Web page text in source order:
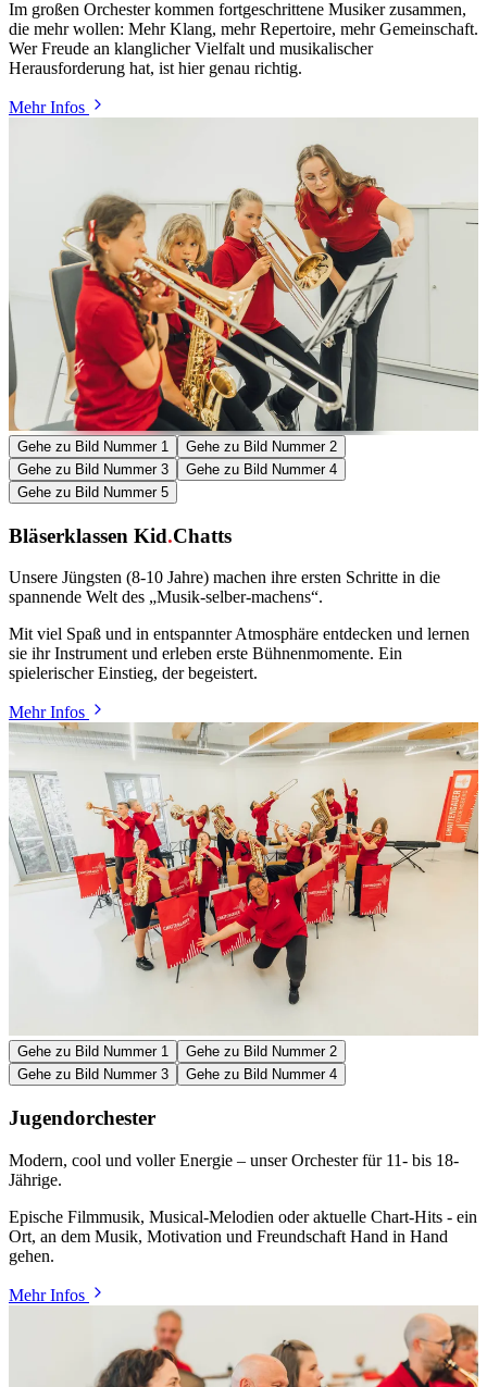
Im großen Orchester kommen fortgeschrittene Musiker zusammen,
die mehr wollen: Mehr Klang, mehr Repertoire, mehr Gemeinschaft.
Wer Freude an klanglicher Vielfalt und musikalischer
Herausforderung hat, ist hier genau richtig.
Mehr Infos
Gehe zu Bild Nummer 1
Gehe zu Bild Nummer 2
Gehe zu Bild Nummer 3
Gehe zu Bild Nummer 4
Gehe zu Bild Nummer 5
Bläserklassen Kid.Chatts
Unsere Jüngsten (8-10 Jahre) machen ihre ersten Schritte in die
spannende Welt des „Musik-selber-machens“.
Mit viel Spaß und in entspannter Atmosphäre entdecken und lernen
sie ihr Instrument und erleben erste Bühnenmomente. Ein
spielerischer Einstieg, der begeistert.
Mehr Infos
Gehe zu Bild Nummer 1
Gehe zu Bild Nummer 2
Gehe zu Bild Nummer 3
Gehe zu Bild Nummer 4
Jugendorchester
Modern, cool und voller Energie – unser Orchester für 11- bis 18-
Jährige.
Epische Filmmusik, Musical-Melodien oder aktuelle Chart-Hits - ein
Ort, an dem Musik, Motivation und Freundschaft Hand in Hand
gehen.
Mehr Infos